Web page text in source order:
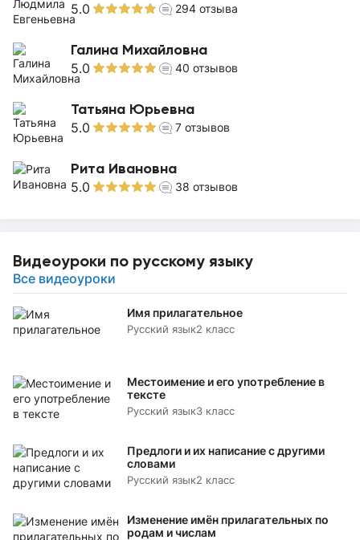
5.0 294 отзыва
Галина Михайловна
5.0 40 отзывов
Татьяна Юрьевна
5.0 7 отзывов
Рита Ивановна
5.0 38 отзывов
Видеоуроки по русскому языку
Все видеоуроки
Имя прилагательное
Русский язык2 класс
Местоимение и его употребление в
тексте
Русский язык3 класс
Предлоги и их написание с другими
словами
Русский язык2 класс
Изменение имён прилагательных по
родам и числам